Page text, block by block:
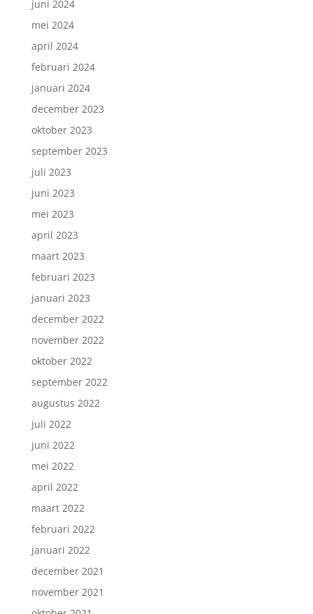
juni 2024
mei 2024
april 2024
februari 2024
januari 2024
december 2023
oktober 2023
september 2023
juli 2023
juni 2023
mei 2023
april 2023
maart 2023
februari 2023
januari 2023
december 2022
november 2022
oktober 2022
september 2022
augustus 2022
juli 2022
juni 2022
mei 2022
april 2022
maart 2022
februari 2022
januari 2022
december 2021
november 2021